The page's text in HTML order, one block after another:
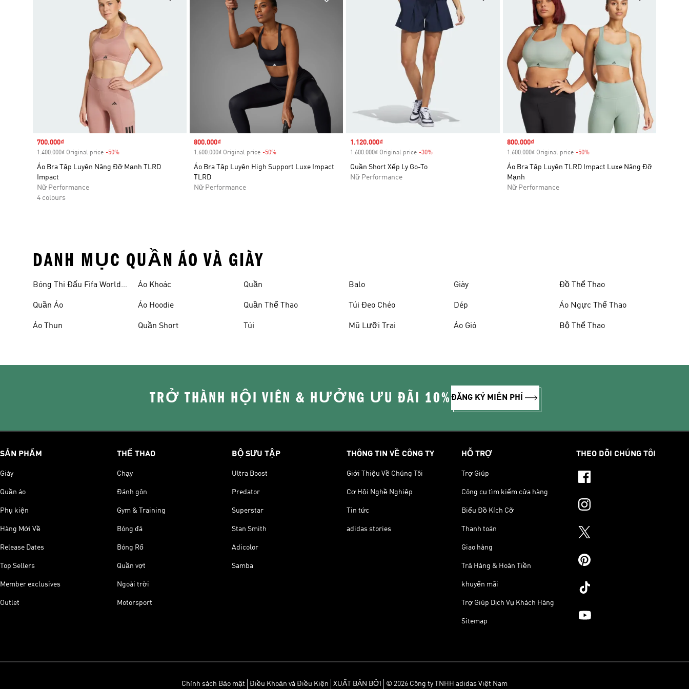
Sale price
700.000₫
1.400.000₫ Original price -50%
Áo Bra Tập Luyện Nâng Đỡ Mạnh TLRD
Impact
Nữ Performance
4 colours
Sale price
800.000₫
1.600.000₫ Original price -50%Discount
Áo Bra Tập Luyện High Support Luxe Impact
TLRD
Nữ Performance
Sale price
1.120.000₫
1.600.000₫ Original price -30%
Quần Short Xếp Ly Go-To
Nữ Performance
Sale price
800.000₫
1.600.000₫ Original price -50%Discount
Áo Bra Tập Luyện TLRD Impact Luxe Nâng Đỡ
Mạnh
Nữ Performance
DANH MỤC QUẦN ÁO VÀ GIÀY
Bóng Thi Đấu Fifa World
Quần Áo
Áo Thun
Áo Khoác
Áo Hoodie
Quần Short
Quần
Quần Thể Thao
Túi
Balo
Túi Đeo Chéo
Mũ Lưỡi Trai
Giày
Dép
Áo Gió
Đồ Thể Thao
Áo Ngực Thể Thao
Bộ Thể Thao
TRỞ THÀNH HỘI VIÊN & HƯỞNG ƯU ĐÃI 10% ĐĂNG KÝ MIỄN PHÍ
SẢN PHẨM
Giày
Quần áo
Phụ kiện
Hàng Mới Về
Release Dates
Top Sellers
Member exclusives
Outlet
THỂ THAO
Chạy
Đánh gôn
Gym & Training
Bóng đá
Bóng Rổ
Quần vợt
Ngoài trời
Motorsport
BỘ SƯU TẬP
Ultra Boost
Predator
Superstar
Stan Smith
Adicolor
Samba
THÔNG TIN VỀ CÔNG TY
Giới Thiệu Về Chúng Tôi
Cơ Hội Nghề Nghiệp
Tin tức
adidas stories
HỖ TRỢ
Trợ Giúp
Công cụ tìm kiếm cửa hàng
Biểu Đồ Kích Cỡ
Thanh toán
Giao hàng
Trả Hàng & Hoàn Tiền
khuyến mãi
Trợ Giúp Dịch Vụ Khách Hàng
Sitemap
THEO DÕI CHÚNG TÔI
Chính sách Bảo mật Điều Khoản và Điều Kiện XUẤT BẢN BỞI © 2026 Công ty TNHH adidas Việt Nam